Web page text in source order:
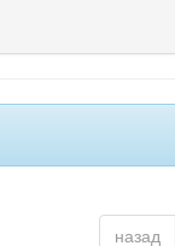
назад